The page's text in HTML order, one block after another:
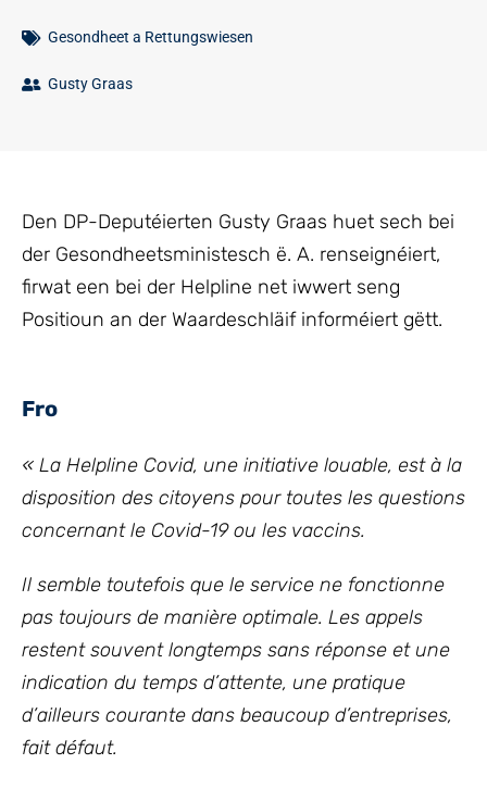
Gesondheet a Rettungswiesen
Gusty Graas
Den DP-Deputéierten Gusty Graas huet sech bei
der Gesondheetsministesch ë. A. renseignéiert,
firwat een bei der Helpline net iwwert seng
Positioun an der Waardeschläif informéiert gëtt.
Fro
« La Helpline Covid, une initiative louable, est à la
disposition des citoyens pour toutes les questions
concernant le Covid-19 ou les vaccins.
Il semble toutefois que le service ne fonctionne
pas toujours de manière optimale. Les appels
restent souvent longtemps sans réponse et une
indication du temps d’attente, une pratique
d’ailleurs courante dans beaucoup d’entreprises,
fait défaut.